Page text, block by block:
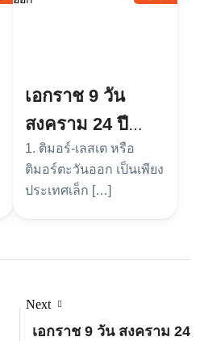
เอกราช 9 วัน
สงคราม 24 ปี
1975 อินโดนีเซีย
บุกติมอร์ตะวันออก
1. ติมอร์-เลสเต หรือ
ติมอร์ตะวันออก เป็นเพียง
ประเทศเล็ก […]
Next
เอกราช 9 วัน สงคราม 24